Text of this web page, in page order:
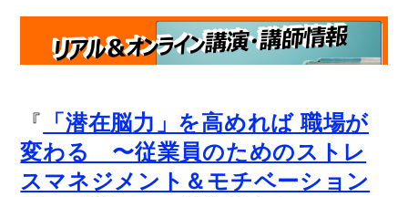
『
「潜在脳力」を高めれば 職場が
変わる 〜従業員のためのストレ
スマネジメント＆モチベーション